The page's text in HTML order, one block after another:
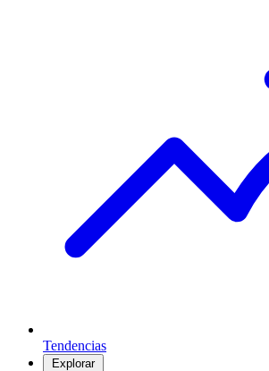
Tendencias
Explorar